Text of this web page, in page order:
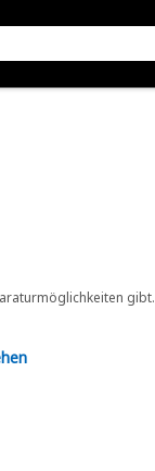
gibt.